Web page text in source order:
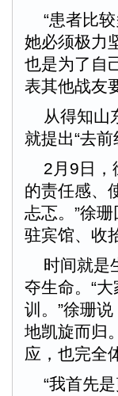
“患者比较
她必须极力
也是为了自
表其他战友
从得知山
就提出“去前
2月9日，
的责任感、
忐忑。”徐
驻宾馆、收
时间就是
夺生命。“
训。”徐珊
地凯旋而归
应，也完全
“我首先是